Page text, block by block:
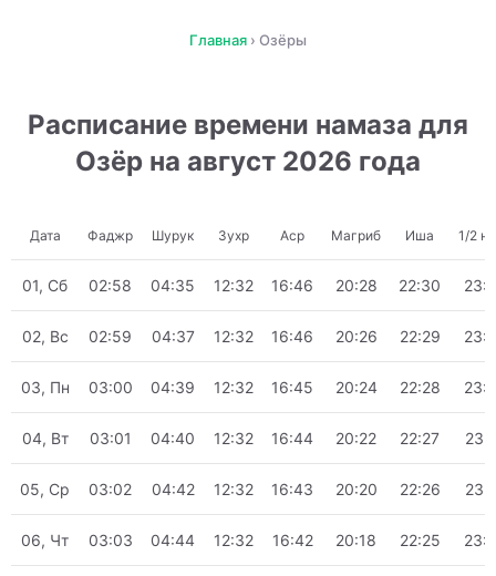
Главная › Озёры
Расписание времени намаза для
Озёр на август 2026 года
Дата Фаджр Шурук Зухр Аср Магриб Иша 1/2
01, Сб 02:58 04:35 12:32 16:46 20:28 22:30
02, Вс 02:59 04:37 12:32 16:46 20:26 22:29
03, Пн 03:00 04:39 12:32 16:45 20:24 22:28
04, Вт 03:01 04:40 12:32 16:44 20:22 22:27
05, Ср 03:02 04:42 12:32 16:43 20:20 22:26
06, Чт 03:03 04:44 12:32 16:42 20:18 22:25